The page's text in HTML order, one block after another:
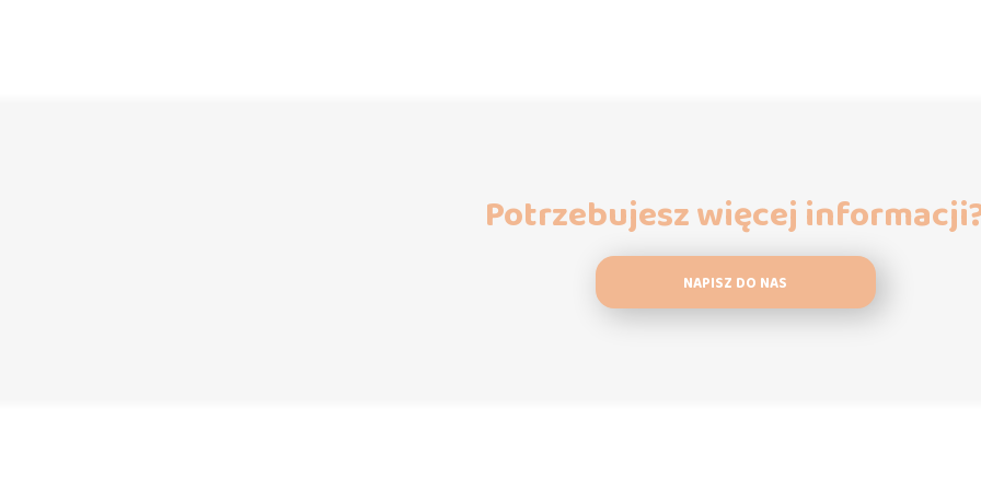
Potrzebujesz więcej
NAPISZ DO NAS